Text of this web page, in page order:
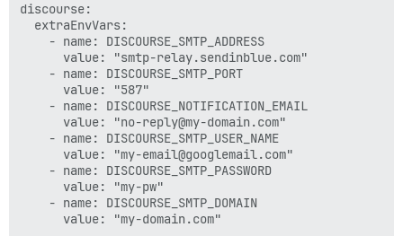
discourse:
  extraEnvVars:
    - name: DISCOURSE_SMTP_ADDRESS
      value: "smtp-relay.sendinblue.com"
    - name: DISCOURSE_SMTP_PORT
      value: "587"
    - name: DISCOURSE_NOTIFICATION_EMAIL
      value: "no-reply@my-domain.com"
    - name: DISCOURSE_SMTP_USER_NAME
      value: "my-email@googlemail.com"
    - name: DISCOURSE_SMTP_PASSWORD
      value: "my-pw"
    - name: DISCOURSE_SMTP_DOMAIN